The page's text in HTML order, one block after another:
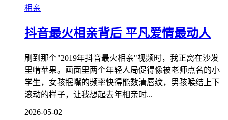
相亲
抖音最火相亲背后 平凡爱情最动人
刷到那个"2019年抖音最火相亲"视频时，我正窝在沙发
里啃苹果。画面里两个年轻人局促得像被老师点名的小
学生，女孩抿嘴的频率快得能数清唇纹，男孩喉结上下
滚动的样子，让我想起去年相亲时...
2026-05-02